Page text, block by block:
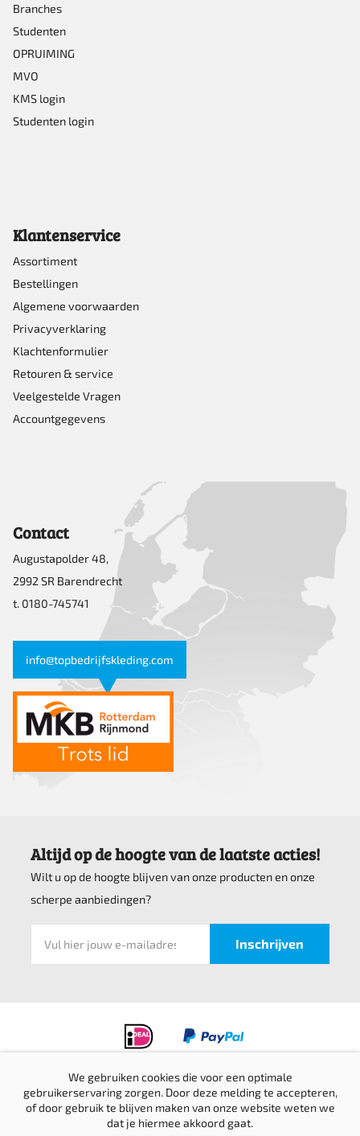
productpagina
Branches
Studenten
OPRUIMING
MVO
KMS login
Studenten login
Klantenservice
Assortiment
Bestellingen
Algemene voorwaarden
Privacyverklaring
Klachtenformulier
Retouren & service
Veelgestelde Vragen
Accountgegevens
Contact
Augustapolder 48,
2992 SR Barendrecht
t. 0180-745741
info@topbedrijfskleding.com
Altijd op de hoogte van de laatste acties!
Wilt u op de hoogte blijven van onze producten en onze
scherpe aanbiedingen?
Privacyverklaring
Verzending & retournering
We gebruiken cookies die voor een optimale
gebruikerservaring zorgen. Door deze melding te accepteren,
of door gebruik te blijven maken van onze website weten we
dat je hiermee akkoord gaat.